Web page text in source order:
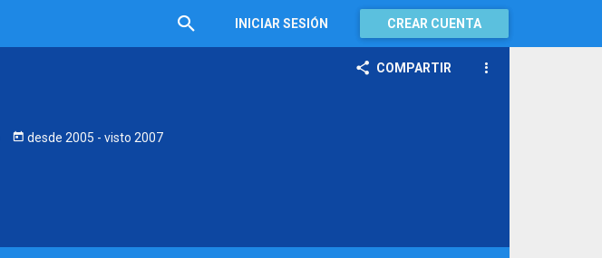
INICIAR SESIÓN CREAR CUENTA
COMPARTIR
desde 2005 - visto 2007